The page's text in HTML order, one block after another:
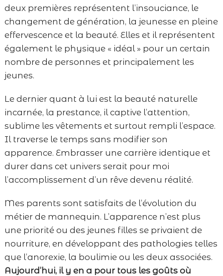
deux premières représentent l’insouciance, le
changement de génération, la jeunesse en pleine
effervescence et la beauté. Elles et il représentent
également le physique « idéal » pour un certain
nombre de personnes et principalement les
jeunes.
Le dernier quant à lui est la beauté naturelle
incarnée, la prestance, il captive l’attention,
sublime les vêtements et surtout rempli l’espace.
Il traverse le temps sans modifier son
apparence. Embrasser une carrière identique et
durer dans cet univers serait pour moi
l’accomplissement d’un rêve devenu réalité.
Mes parents sont satisfaits de l’évolution du
métier de mannequin. L’apparence n’est plus
une priorité ou des jeunes filles se privaient de
nourriture, en développant des pathologies telles
que l’anorexie, la boulimie ou les deux associées.
Aujourd’hui, il y en a pour tous les goûts où